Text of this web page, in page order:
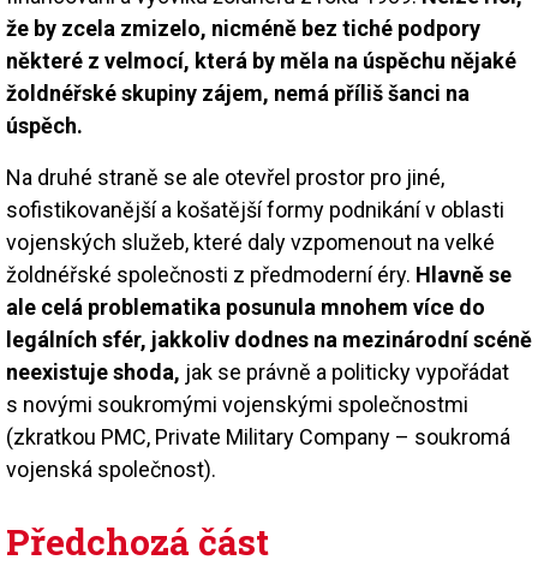
že by zcela zmizelo, nicméně bez tiché podpory
některé z velmocí, která by měla na úspěchu nějaké
žoldnéřské skupiny zájem, nemá příliš šanci na
úspěch.
Na druhé straně se ale otevřel prostor pro jiné,
sofistikovanější a košatější formy podnikání v oblasti
vojenských služeb, které daly vzpomenout na velké
žoldnéřské společnosti z předmoderní éry. Hlavně se
ale celá problematika posunula mnohem více do
legálních sfér, jakkoliv dodnes na mezinárodní scéně
neexistuje shoda, jak se právně a politicky vypořádat
s novými soukromými vojenskými společnostmi
(zkratkou PMC, Private Military Company – soukromá
vojenská společnost).
Předchozá část